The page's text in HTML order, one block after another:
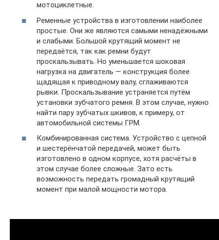
мотоциклетные.
Ременные устройства в изготовлении наиболее
простые. Они же являются самыми ненадёжными
и слабыми. Большой крутящий момент не
передаётся, так как ремни будут
проскальзывать. Но уменьшается шоковая
нагрузка на двигатель — конструкция более
щадящая к приводному валу, сглаживаются
рывки. Проскальзывание устраняется путём
установки зубчатого ремня. В этом случае, нужно
найти пару зубчатых шкивов, к примеру, от
автомобильной системы ГРМ.
Комбинированная система. Устройство с цепной
и шестерёнчатой передачей, может быть
изготовлено в одном корпусе, хотя расчёты в
этом случае более сложные. Зато есть
возможность передать громадный крутящий
момент при малой мощности мотора.